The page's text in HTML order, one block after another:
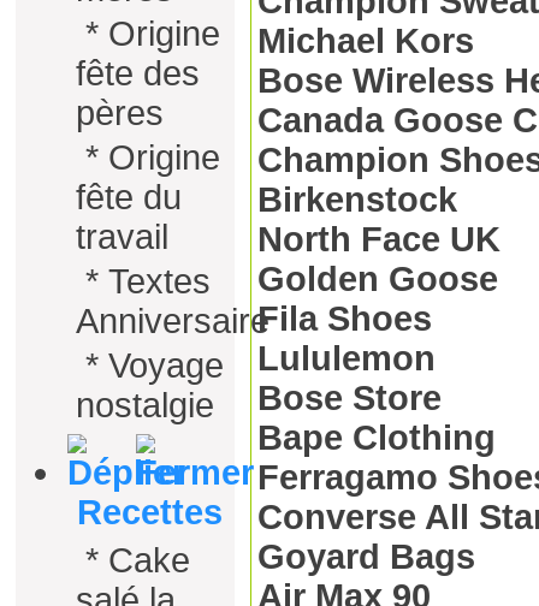
* Origine
fête des
pères
* Origine
fête du
travail
* Textes
Anniversaire
* Voyage
nostalgie
Recettes
* Cake
Michael Kors
Bose Wireless
Canada Goose
Champion
Birkenstock
North Face UK
Golden Goose
Fila Shoes
Lululemon
Bose Store
Bape Clothing
Ferragamo
Converse All
Goyard Bags
Air Max 90